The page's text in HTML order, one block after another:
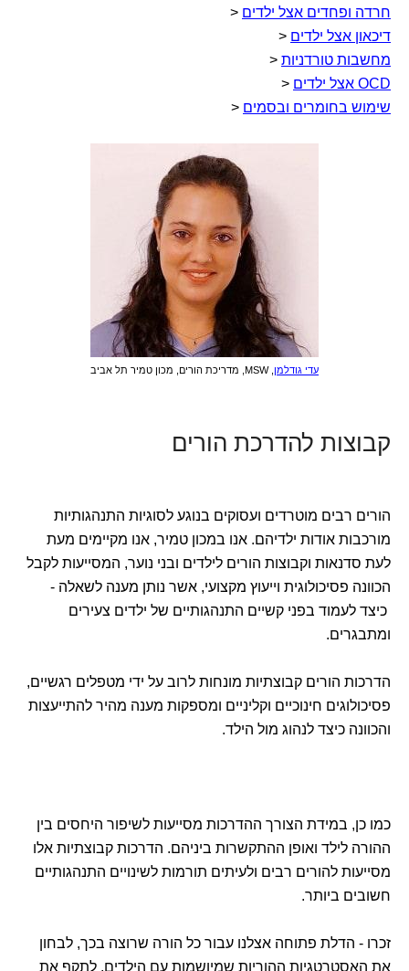
חרדה ופחדים אצל ילדים <
דיכאון אצל ילדים <
מחשבות טורדניות <
OCD אצל ילדים
<
שימוש בחומרים ובסמים <
עדי גודלמן , MSW, מדריכת הורים, מכון טמיר תל אביב
קבוצות להדרכת הורים
הורים רבים מוטרדים ועסוקים בנוגע לסוגיות התנהגותיות
מורכבות אודות ילדיהם. אנו במכון טמיר, אנו מקיימים מעת
לעת סדנאות וקבוצות הורים לילדים ובני נוער, המסייעות לקבל
הכוונה פסיכולוגית וייעוץ מקצועי, אשר נותן מענה לשאלה -
כיצד לעמוד בפני קשיים התנהגותיים של ילדים צעירים
ומתבגרים.
הדרכות הורים קבוצתיות מונחות לרוב על ידי מטפלים רגשיים,
פסיכולוגים חינוכיים וקליניים ומספקות מענה מהיר להתייעצות
והכוונה כיצד לנהוג מול הילד.
כמו כן, במידת הצורך ההדרכות מסייעות לשיפור היחסים בין
ההורה לילד ואופן ההתקשרות ביניהם. הדרכות קבוצתיות אלו
מסייעות להורים רבים ולעיתים תורמות לשינויים התנהגותיים
חשובים ביותר.
זכרו - הדלת פתוחה אצלנו עבור כל הורה שרוצה בכך, לבחון
את האסטרטגיות ההוריות שמיושמות עם הילדים, לתקף את